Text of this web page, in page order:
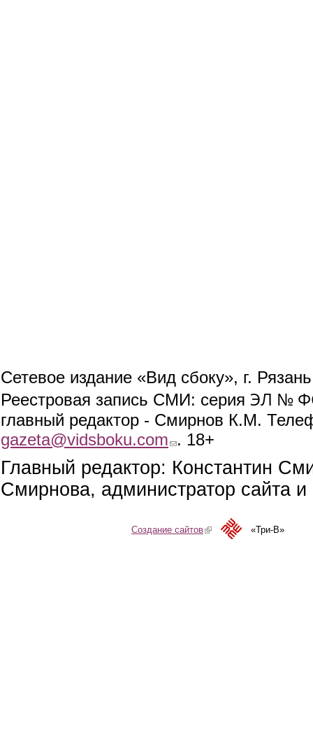
Сетевое издание «Вид сбоку», г.
Реестровая запись СМИ: серия ЭЛ №
главный редактор - Смирнов К.М.
gazeta@vidsboku.com (link sends e-mail)
. 18+
Главный редактор: Константин
Смирнова, администратор сайта
Создание сайтов(link is external)«Три-В»